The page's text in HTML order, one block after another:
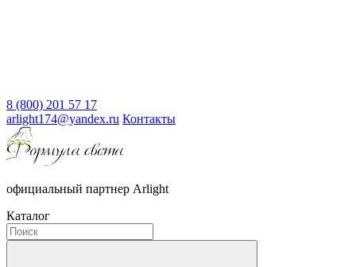
8 (800) 201 57 17
arlight174@yandex.ru Контакты
официальный партнер Arlight
Каталог